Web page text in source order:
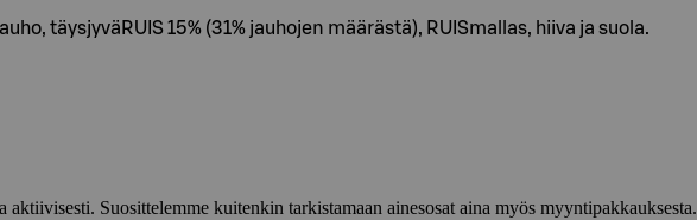
täysjyväRUIS 15% (31% jauhojen määrästä), RUISmallas, hiiva ja suola.
aktiivisesti. Suosittelemme kuitenkin tarkistamaan ainesosat aina myös myyntipakkauksesta.